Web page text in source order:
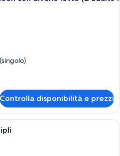
Controlla disponibilità e prezzi
Minibar, una cassaforte in camera,